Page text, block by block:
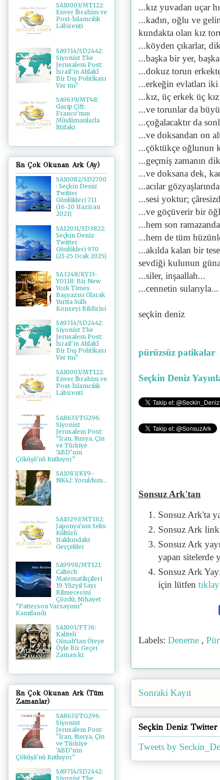
...kız yuvadan uçar
...kadın, oğlu ve
kundakta olan kız
...köyden çıkarlar,
...başka bir yer,
...dokuz torun
...erkeğin evlatları
...kız, üç erkek üç
...ve torunlar da
...çoğalacaktır da
...ve doksandan on
...çöktükçe oğlunun
...geçmiş zamanın
...ve doksana dek,
...acılar
...sesi yoktur;
...ve göçüverir bir
...hem son
...hem de tüm
...akılda kalan bir
sevdiği kulunun
...siler, inşaallah...
...cennetin sularıyla...
seçkin deniz
pürüzsüz patikalar
Seçkin Deniz
Sonsuz Ark'tan
Sonsuz Ark'ta
Sonsuz Ark
Sonsuz Ark
yapan sitelerde
Sonsuz Ark
için lütfen
Labels: Deneme ,
Sonraki Kayıt
Seçkin Deniz Twitter
Tweets by
SA10003/MT122:
Enver İbrahim ve
Post-İslamcılık
Labirenti
SA9714/SD2442:
Siyonist The
Jerusalem Post:
İsrail'in Ahlakî
Bir Dış Politikası
Var mı?
SA9639/MT48:
Garip Çift:
Franco'nun
Müslümanlarla
İttifakı
En Çok Okunan Ark (Ay)
SA10082/SD2700
: Seçkin Deniz
Twitter
Günlükleri 711
(16-20 Haziran
2021)
SA12031/SD3822:
Seçkin Deniz
Twitter
Günlükleri 970
(21-25 Ocak 2025)
SA3248/KY33-
YO118: Bir New
York Times
Başyazısı Olarak
Yurtta Sulh
Konseyi Bildirisi
SA9714/SD2442:
Siyonist The
Jerusalem Post:
İsrail'in Ahlakî
Bir Dış Politikası
Var mı?
SA10003/MT122:
Enver İbrahim ve
Post-İslamcılık
Labirenti
SA8633/TG296:
Siyonist
Jerusalem Post:
"İran, Rusya, Çin
ve Türkiye
'ABD’nin
Çöküşü'nü Kutluyor"
SA1083/KY9-
NK42: Yoruldum...
SA10293/MT182:
Japonya'nın Seks
Kültürü
Hakkındaki
Gerçekler
SA9998/MT121:
Caltech
Matematikçileri
19. Yüzyıl Sayı
Bilmecesini
Çözdü; Nihayet
"Patterson Varsayımı"
Kanıtlandı
SA1001/FT36:
Kaliteli
Günah’tan Öteye
Öyle Bir Geçer
Zaman ki
En Çok Okunan Ark (Tüm
Zamanlar)
SA8633/TG296:
Siyonist
Jerusalem Post:
"İran, Rusya, Çin
ve Türkiye
'ABD’nin
Çöküşü'nü Kutluyor"
SA9714/SD2442:
Siyonist The